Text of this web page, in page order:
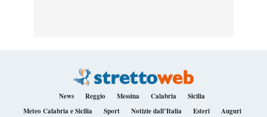
News Reggio Messina Calabria
Sicilia
Meteo Calabria e Sicilia
Sport Notizie dall’Italia Esteri Auguri